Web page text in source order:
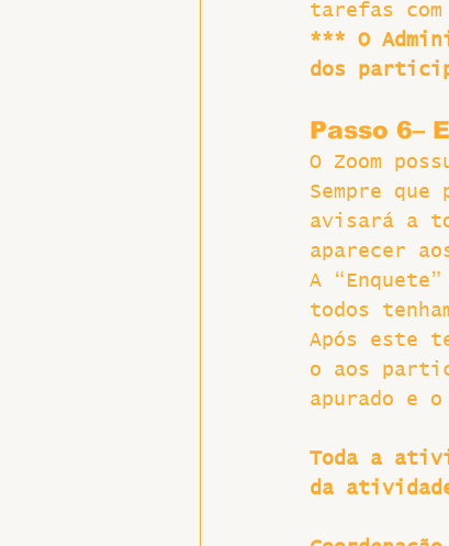
tarefas
*** O
dos
Passo 6–
O Zoom
Sempre
avisará a
aparecer
A
todos
Após este
o aos
apurado e
Toda a
da